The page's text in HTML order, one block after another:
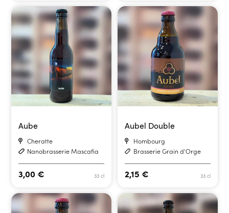
Aube
Cheratte
Nanobrasserie Mascafia
33 cl
3,00€
Aubel Double
Hombourg
Brasserie Grain d'Orge
33 cl
2,15 €